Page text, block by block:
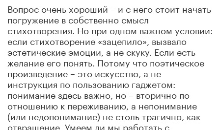
Вопрос очень хороший – и с него стоит начать
погружение в собственно смысл
стихотворения. Но при одном важном условии:
если стихотворение «зацепило», вызвало
эстетические эмоции, а не скуку. Если есть
желание его понять. Потому что поэтическое
произведение – это искусство, а не
инструкция по пользованию гаджетом:
понимание здесь важно, но – вторично по
отношению к переживанию, а непонимание
(или недопонимание) не столь трагично, как
отвращение. Умеем ли мы работать с